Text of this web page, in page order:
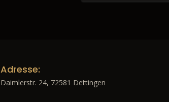
Adresse:
Daimlerstr. 24, 72581 Dettingen